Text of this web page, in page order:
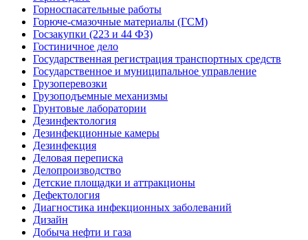
Горноспасательные работы
Горюче-смазочные материалы (ГСМ)
Госзакупки (223 и 44 ФЗ)
Гостиничное дело
Государственная регистрация транспортных средств
Государственное и муниципальное управление
Грузоперевозки
Грузоподъемные механизмы
Грунтовые лаборатории
Дезинфектология
Дезинфекционные камеры
Дезинфекция
Деловая переписка
Делопроизводство
Детские площадки и аттракционы
Дефектология
Диагностика инфекционных заболеваний
Дизайн
Добыча нефти и газа